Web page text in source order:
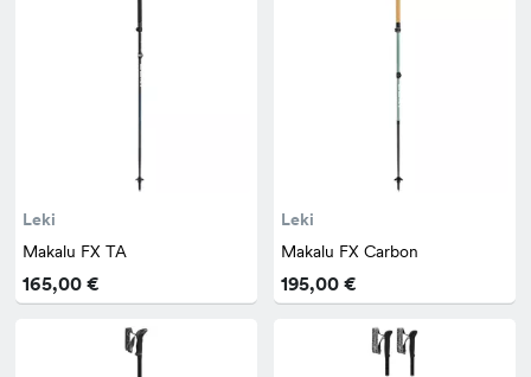
Leki
Makalu FX TA
165,00 €
Leki
Makalu FX Carbon
195,00 €